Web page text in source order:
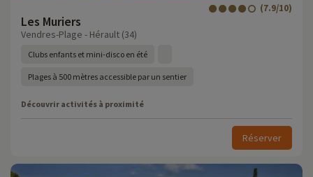
Les Muriers
(7.9/10)
Vendres-Plage - Hérault (34)
Clubs enfants et mini-disco en été
Plages à 500 mètres accessible par un sentier
Découvrir activités à proximité
Réserver